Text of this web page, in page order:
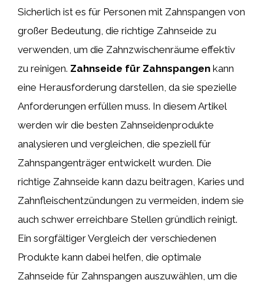
Sicherlich ist es für Personen mit Zahnspangen von
großer Bedeutung, die richtige Zahnseide zu
verwenden, um die Zahnzwischenräume effektiv
zu reinigen. Zahnseide für Zahnspangen kann
eine Herausforderung darstellen, da sie spezielle
Anforderungen erfüllen muss. In diesem Artikel
werden wir die besten Zahnseidenprodukte
analysieren und vergleichen, die speziell für
Zahnspangenträger entwickelt wurden. Die
richtige Zahnseide kann dazu beitragen, Karies und
Zahnfleischentzündungen zu vermeiden, indem sie
auch schwer erreichbare Stellen gründlich reinigt.
Ein sorgfältiger Vergleich der verschiedenen
Produkte kann dabei helfen, die optimale
Zahnseide für Zahnspangen auszuwählen, um die